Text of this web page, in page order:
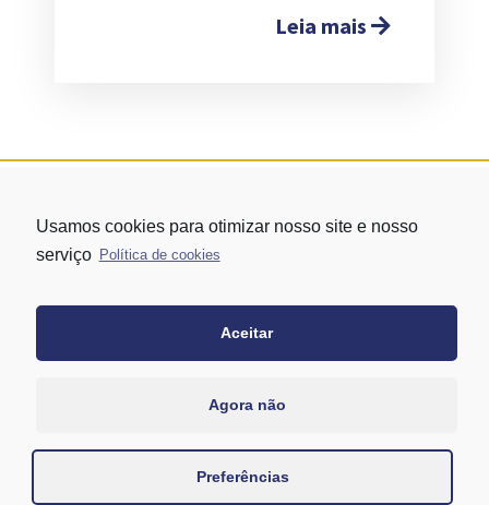
Leia mais
andar – conj. 1305 – Vila Mariana - São Paulo/SP
Usamos cookies para otimizar nosso site e nosso
serviço Política de cookies
Aceitar
Agora não
Preferências